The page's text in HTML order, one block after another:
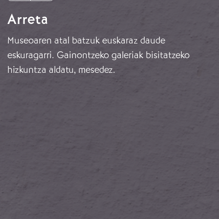
Arreta
Museoaren atal batzuk euskaraz daude
eskuragarri. Gainontzeko galeriak bisitatzeko
hizkuntza aldatu, mesedez.